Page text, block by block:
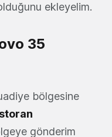
ekleyelim.
35
bölgesine
gönderim